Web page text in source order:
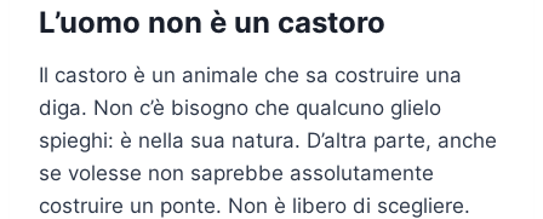
L’uomo non è un castoro
Il castoro è un animale che sa costruire una
diga. Non c’è bisogno che qualcuno glielo
spieghi: è nella sua natura. D’altra parte, anche
se volesse non saprebbe assolutamente
costruire un ponte. Non è libero di scegliere.